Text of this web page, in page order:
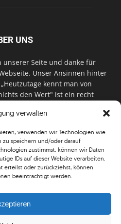
verwalten
verwenden wir Technologien wie
zu speichern und/oder darauf
zustimmst, können wir Daten
IDs auf dieser Website verarbeiten.
erteilst oder zurückziehst, können
beeinträchtigt werden.
UNS
unserer Seite und danke für
Unser Ansinnen hinter
kennt man von
den Wert" ist ein recht
Sie mit außergewöhnlichen
unserer Website & auf
Das verdient im
nur Anerkennung!